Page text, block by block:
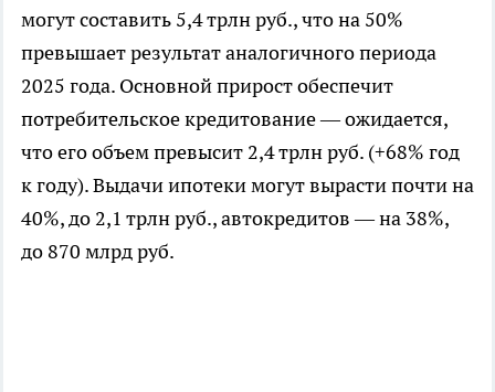
могут составить 5,4 трлн руб., что на 50%
превышает результат аналогичного периода
2025 года. Основной прирост обеспечит
потребительское кредитование — ожидается,
что его объем превысит 2,4 трлн руб. (+68% год
к году). Выдачи ипотеки могут вырасти почти на
40%, до 2,1 трлн руб., автокредитов — на 38%,
до 870 млрд руб.